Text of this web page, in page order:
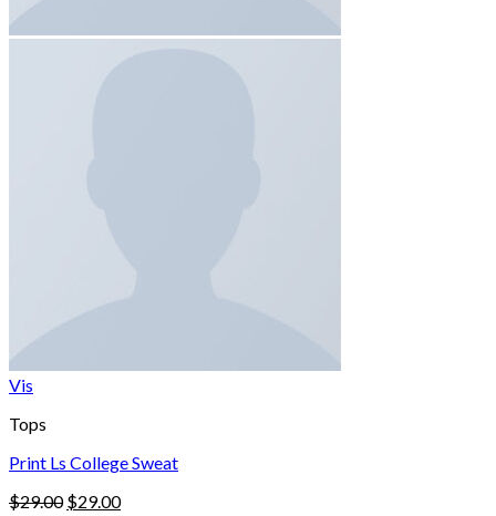
Vis
Tops
Print Ls College Sweat
$29.00 Original
$29.00Current